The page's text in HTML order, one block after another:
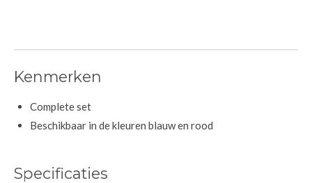
Kenmerken
Complete set
Beschikbaar in de kleuren blauw en rood
Specificaties